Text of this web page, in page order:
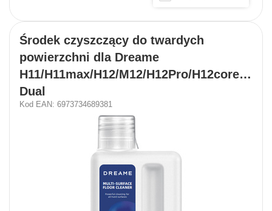
Środek czyszczący do twardych
powierzchni dla Dreame
H11/H11max/H12/M12/H12Pro/H12core/H12
Dual
Kod EAN: 6973734689381